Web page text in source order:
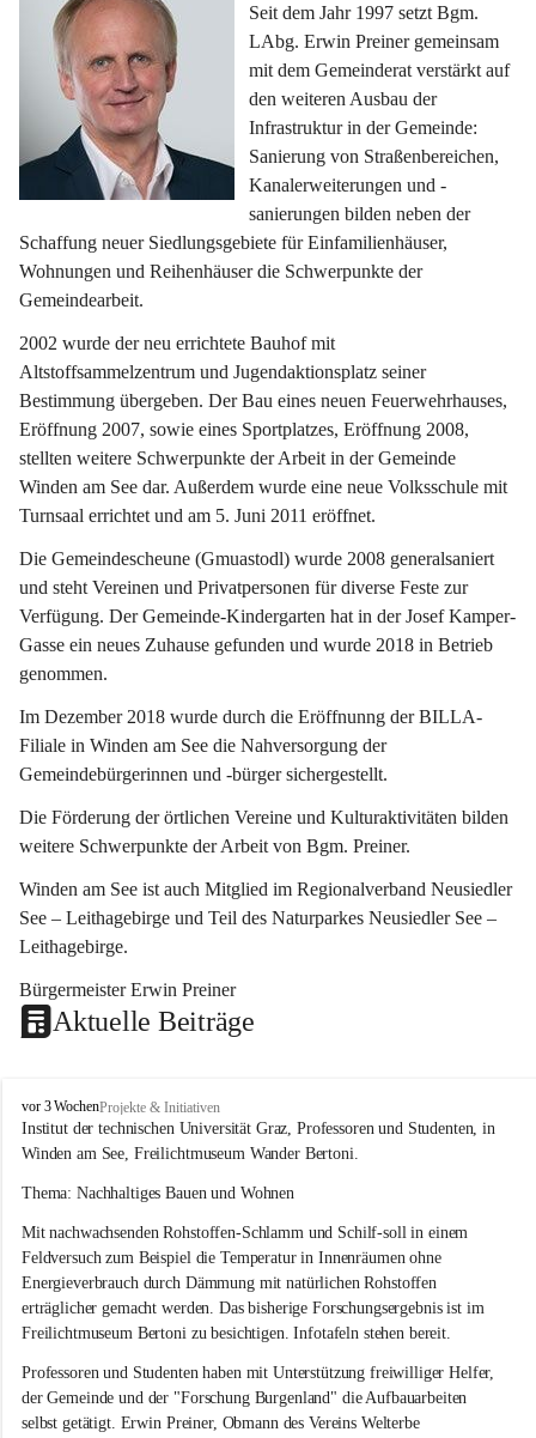
Seit dem Jahr 1997 setzt Bgm.
LAbg. Erwin Preiner gemeinsam
mit dem Gemeinderat verstärkt auf
den weiteren Ausbau der
Infrastruktur in der Gemeinde:
Sanierung von Straßenbereichen,
Kanalerweiterungen und -
sanierungen bilden neben der
Schaffung neuer Siedlungsgebiete für Einfamilienhäuser,
Wohnungen und Reihenhäuser die Schwerpunkte der
Gemeindearbeit.
2002 wurde der neu errichtete Bauhof mit
Altstoffsammelzentrum und Jugendaktionsplatz seiner
Bestimmung übergeben. Der Bau eines neuen Feuerwehrhauses,
Eröffnung 2007, sowie eines Sportplatzes, Eröffnung 2008,
stellten weitere Schwerpunkte der Arbeit in der Gemeinde
Winden am See dar. Außerdem wurde eine neue Volksschule mit
Turnsaal errichtet und am 5. Juni 2011 eröffnet.
Die Gemeindescheune (Gmuastodl) wurde 2008 generalsaniert
und steht Vereinen und Privatpersonen für diverse Feste zur
Verfügung. Der Gemeinde-Kindergarten hat in der Josef Kamper-
Gasse ein neues Zuhause gefunden und wurde 2018 in Betrieb
genommen.
Im Dezember 2018 wurde durch die Eröffnunng der BILLA-
Filiale in Winden am See die Nahversorgung der
Gemeindebürgerinnen und -bürger sichergestellt.
Die Förderung der örtlichen Vereine und Kulturaktivitäten bilden
weitere Schwerpunkte der Arbeit von Bgm. Preiner.
Winden am See ist auch Mitglied im Regionalverband Neusiedler
See – Leithagebirge und Teil des Naturparkes Neusiedler See –
Leithagebirge.
Bürgermeister Erwin Preiner
Aktuelle Beiträge
W
i
n
e
a
m
S
e
e
vor 3 WochenProjekte & Initiativen
Institut der technischen Universität Graz, Professoren und Studenten, in
Winden am See, Freilichtmuseum Wander Bertoni.
Thema: Nachhaltiges Bauen und Wohnen
Mit nachwachsenden Rohstoffen-Schlamm und Schilf-soll in einem
Feldversuch zum Beispiel die Temperatur in Innenräumen ohne
Energieverbrauch durch Dämmung mit natürlichen Rohstoffen
erträglicher gemacht werden. Das bisherige Forschungsergebnis ist im
Freilichtmuseum Bertoni zu besichtigen. Infotafeln stehen bereit.
Professoren und Studenten haben mit Unterstützung freiwilliger Helfer,
der Gemeinde und der "Forschung Burgenland" die Aufbauarbeiten
selbst getätigt. Erwin Preiner, Obmann des Vereins Welterbe